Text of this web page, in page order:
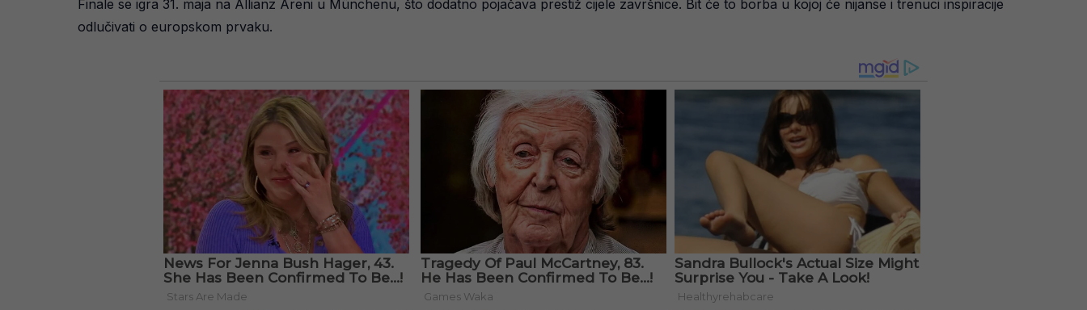
Finale se igra 31. maja na Allianz Areni u Münchenu, što dodatno pojačava prestiž cijele završnice. Bit će to borba u kojoj će nijanse i trenuci inspiracije
odlučivati o europskom prvaku.